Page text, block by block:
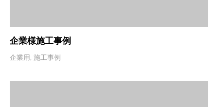
企業様施工事例
企業用, 施工事例